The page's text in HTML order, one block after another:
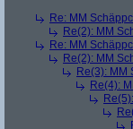
Re: MM
Re(2): MM
Re: MM
Re(2): MM
Re(3): MM
Re(4):